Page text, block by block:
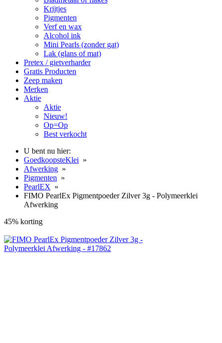
Krijtjes
Pigmenten
Verf en wax
Alcohol ink
Mini Pearls (zonder gat)
Lak (glans of mat)
Pretex / gietverharder
Gratis Producten
Zeep maken
Merken
Aktie
Aktie
Nieuw!
Op=Op
Best verkocht
U bent nu hier:
GoedkoopsteKlei »
Afwerking »
Pigmenten »
PearlEX »
FIMO PearlEx Pigmentpoeder Zilver 3g - Polymeerklei
Afwerking
45% korting